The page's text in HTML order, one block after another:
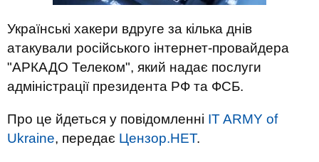
Українські хакери вдруге за кілька днів
атакували російського інтернет-провайдера
"АРКАДО Телеком", який надає послуги
адміністрації президента РФ та ФСБ.
Про це йдеться у повідомленні IT ARMY of
Ukraine, передає Цензор.НЕТ.